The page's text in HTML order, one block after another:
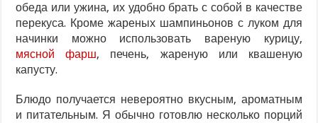
обеда или ужина, их удобно брать с собой в качестве
перекуса. Кроме жареных шампиньонов с луком для
начинки можно использовать вареную курицу,
мясной фарш, печень, жареную или квашеную
капусту.
Блюдо получается невероятно вкусным, ароматным
и питательным. Я обычно готовлю несколько порций